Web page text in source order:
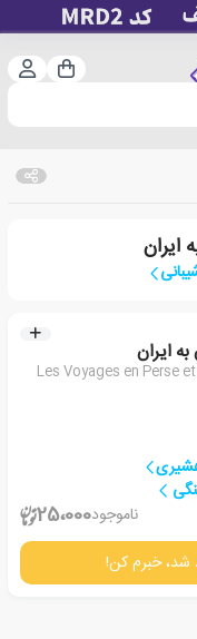
سبد
ایران
ایران
Les Voyages en Perse
ناموجود25،000
شد، خبرم کن!